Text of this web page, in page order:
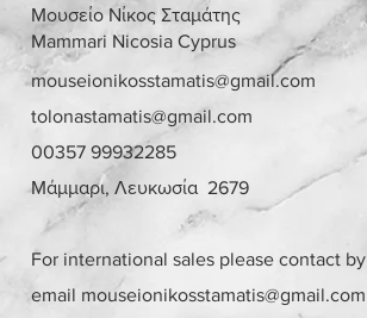
Μουσείο Νίκος Σταμάτης
Mammari Nicosia Cyprus
mouseionikosstamatis@gmail.com
tolonastamatis@gmail.com
00357 99932285
Μάμμαρι, Λευκωσία 2679
For international sales please contact by
email mouseionikosstamatis@gmail.com